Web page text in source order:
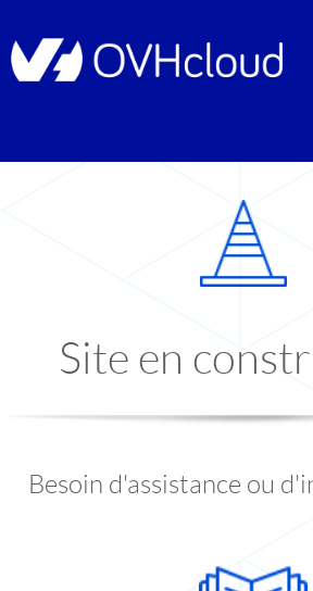
Site en
Besoin d'assistance ou